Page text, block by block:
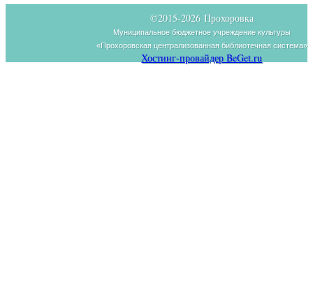
©2015-2026 Прохоровка
Муниципальное бюджетное учреждение культуры
«Прохоровская централизованная библиотечная система»
Хостинг-провайдер BeGet.ru